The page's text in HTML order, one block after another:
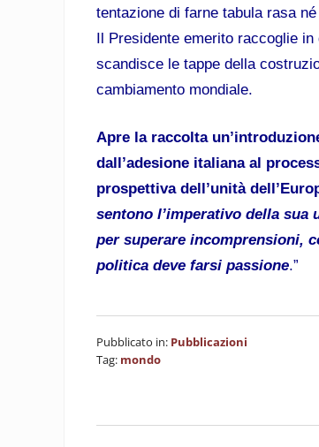
tentazione di farne tabula rasa
Il Presidente emerito raccoglie
scandisce le tappe della
cambiamento mondiale.
Apre la raccolta
dall’adesione italiana al
prospettiva dell’unità
sentono l’imperativo della sua
per superare incomprensioni,
politica deve farsi passione.”
Pubblicato in: Pubblicazioni
Tag: mondo